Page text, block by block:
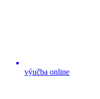
výučba online